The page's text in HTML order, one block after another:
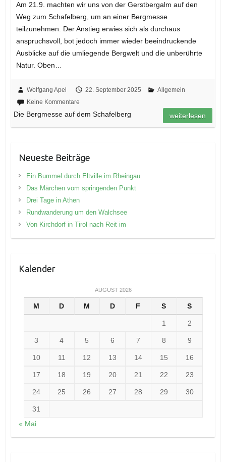
Am 21.9. machten wir uns von der Gerstbergalm auf den
Weg zum Schafelberg, um an einer Bergmesse
teilzunehmen. Der Anstieg erwies sich als durchaus
anspruchsvoll, bot jedoch immer wieder beeindruckende
Ausblicke auf die umliegende Bergwelt und die unberührte
Natur. Oben…
Wolfgang Apel 22. September 2025
Allgemein
Keine Kommentare
Die Bergmesse auf dem Schafelberg weiterlesen
Neueste Beiträge
Ein Bummel durch Eltville im Rheingau
Das Märchen vom springenden Punkt
Drei Tage in Athen
Rundwanderung um den Walchsee
Von Kirchdorf in Tirol nach Reit im
Kalender
AUGUST 2026
M D M D F S S
1 2
3 4 5 6 7 8 9
10 11 12 13 14 15 16
17 18 19 20 21 22 23
24 25 26 27 28 29 30
31
« Mai